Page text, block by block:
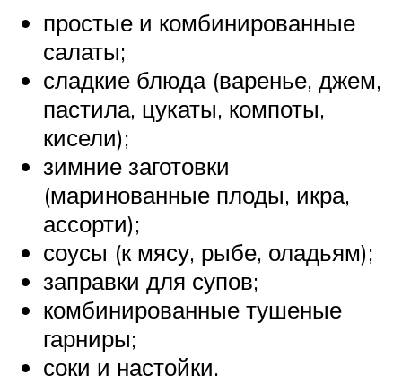
простые и комбинированные
салаты;
сладкие блюда (варенье, джем,
пастила, цукаты, компоты,
кисели);
зимние заготовки
(маринованные плоды, икра,
ассорти);
соусы (к мясу, рыбе, оладьям);
заправки для супов;
комбинированные тушеные
гарниры;
соки и настойки.